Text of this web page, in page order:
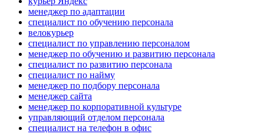
менеджер по адаптации
специалист по обучению персонала
велокурьер
специалист по управлению персоналом
менеджер по обучению и развитию персонала
специалист по развитию персонала
специалист по найму
менеджер по подбору персонала
менеджер сайта
менеджер по корпоративной культуре
управляющий отделом персонала
специалист на телефон в офис